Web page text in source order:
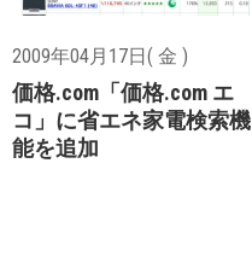
2009年04月17日( 金 )
価格.com「価格.com エ
コ」に省エネ家電検索機
能を追加